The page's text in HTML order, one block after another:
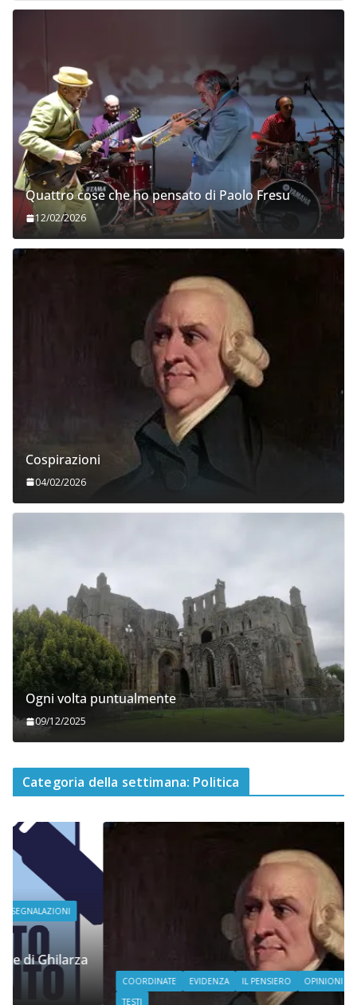
Quattro cose che ho pensato di Paolo Fresu
12/02/2026
Cospirazioni
04/02/2026
Ogni volta puntualmente
09/12/2025
Categoria della settimana: Politica
EVIDENZA IL PENSIERO OPINIONI
POLITICA